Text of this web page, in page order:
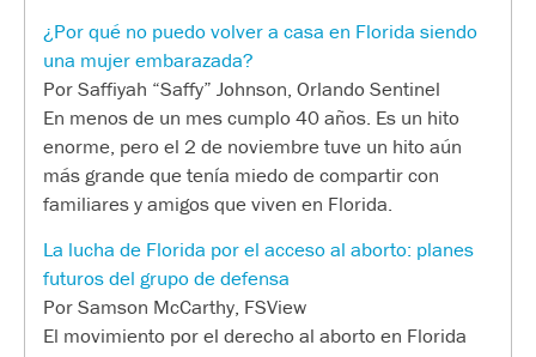
¿Por qué no puedo volver a casa en Florida siendo
una mujer embarazada?
Por Saffiyah “Saffy” Johnson, Orlando Sentinel
En menos de un mes cumplo 40 años. Es un hito
enorme, pero el 2 de noviembre tuve un hito aún
más grande que tenía miedo de compartir con
familiares y amigos que viven en Florida.
La lucha de Florida por el acceso al aborto: planes
futuros del grupo de defensa
Por Samson McCarthy, FSView
El movimiento por el derecho al aborto en Florida